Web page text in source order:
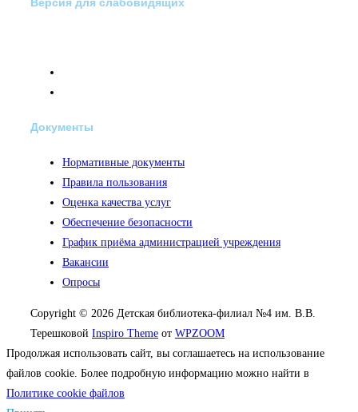
Документы
Нормативные документы
Правила пользования
Оценка качества услуг
Обеспечение безопасности
График приёма администрацией учреждения
Вакансии
Опросы
Copyright © 2026 Детская библиотека-филиал №4 им. В.В.
Терешковой Inspiro Theme от WPZOOM
Продолжая использовать сайт, вы соглашаетесь на использование
файлов cookie. Более подробную информацию можно найти в
Политике cookie файлов